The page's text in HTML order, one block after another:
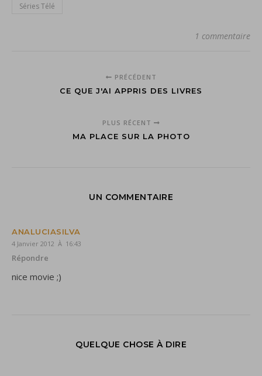
Séries Télé
1 commentaire
PRÉCÉDENT
CE QUE J'AI APPRIS DES LIVRES
PLUS RÉCENT
MA PLACE SUR LA PHOTO
UN COMMENTAIRE
ANALUCIASILVA
4 Janvier 2012 À 16:43
Répondre
nice movie ;)
QUELQUE CHOSE À DIRE